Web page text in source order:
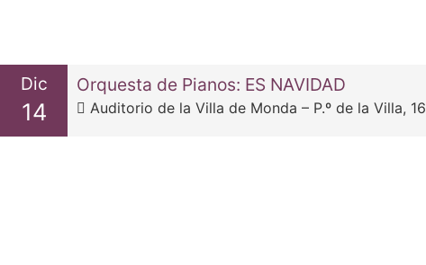
Dic
14
Orquesta de Pianos: ES NAVIDAD
Auditorio de la Villa de Monda – P.º de la Villa, 16